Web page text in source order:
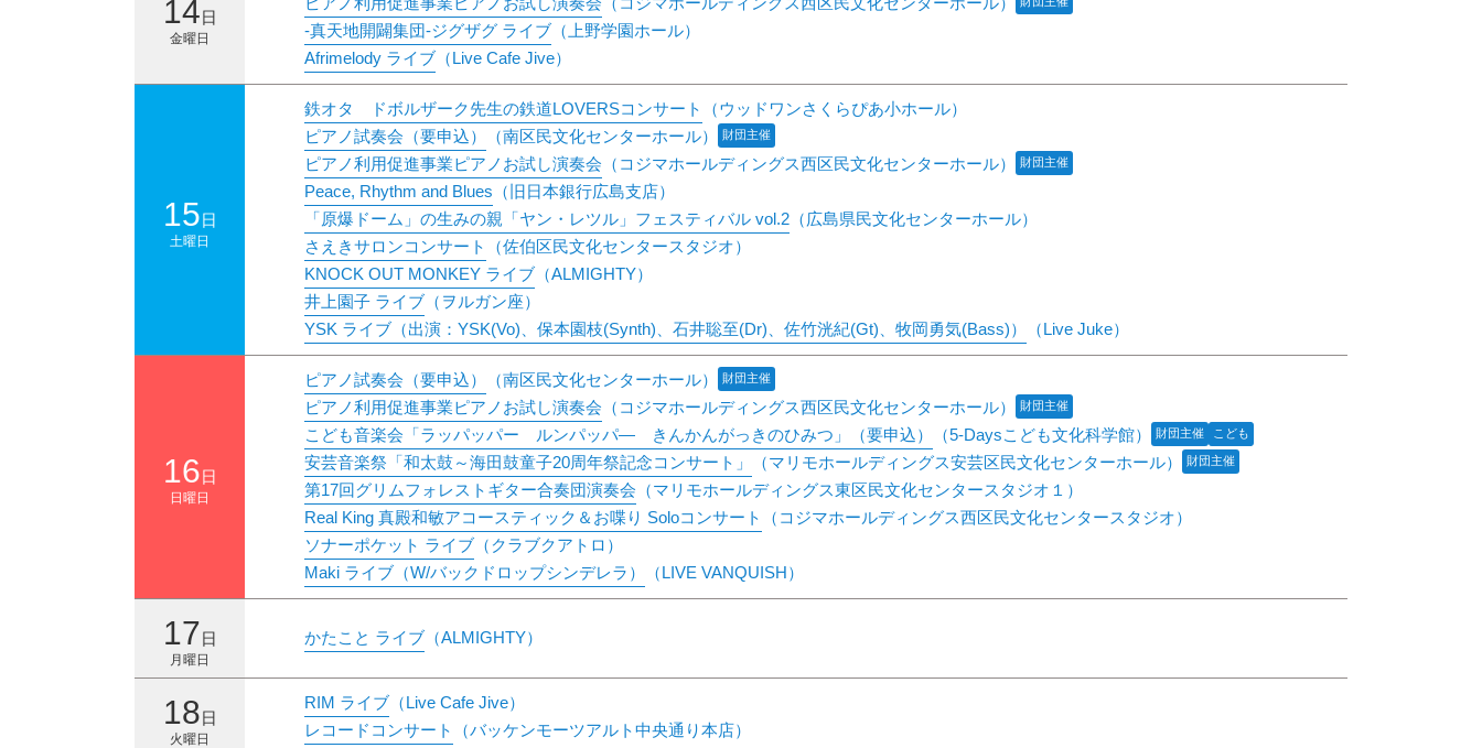
14日
金曜日
-真天地開闢集団-ジグザグ ライブ （上野学園ホール）
Afrimelody ライブ （Live Cafe Jive）
15日
土曜日
鉄オタ ドボルザーク先生の鉄道LOVERSコンサート （ウッドワンさくらぴあ小ホール）
財団主催
ピアノ試奏会（要申込） （南区民文化センターホール）
財団主催
ピアノ利用促進事業ピアノお試し演奏会 （コジマホールディングス西区民文化センターホール）
Peace, Rhythm and Blues （旧日本銀行広島支店）
「原爆ドーム」の生みの親「ヤン・レツル」フェスティバル vol.2 （広島県民文化センターホール）
さえきサロンコンサート
（佐伯区民文化センタースタジオ）
KNOCK OUT MONKEY ライブ （ALMIGHTY）
井上園子 ライブ （ヲルガン座）
YSK ライブ（出演：YSK(Vo)、保本園枝(Synth)、石井聡至(Dr)、佐竹洸紀(Gt)、牧岡勇気(Bass)）
（Live Juke）
16日
日曜日
財団主催
ピアノ試奏会（要申込） （南区民文化センターホール）
財団主催
ピアノ利用促進事業ピアノお試し演奏会 （コジマホールディングス西区民文化センターホール）
財団主催 こども
こども音楽会「ラッパッパー ルンパッパ― きんかんがっきのひみつ」（要申込） （5-Daysこども文化科学館）
財団主催
安芸音楽祭「和太鼓～海田鼓童子20周年祭記念コンサート」
（マリモホールディングス安芸区民文化センターホール）
第17回グリムフォレストギター合奏団演奏会 （マリモホールディングス東区民文化センタースタジオ１）
Real King 真殿和敏アコースティック＆お喋り Soloコンサート
（コジマホールディングス西区民文化センタースタジオ）
ソナーポケット ライブ （クラブクアトロ）
Maki ライブ（W/バックドロップシンデレラ）
（LIVE VANQUISH）
17日
月曜日
かたこと ライブ （ALMIGHTY）
18日
火曜日
RIM ライブ （Live Cafe Jive）
レコードコンサート
（バッケンモーツアルト中央通り本店）